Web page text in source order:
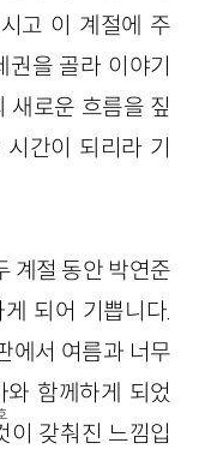
고 이 계절에 주
권을 골라 이야기
새로운 흐름을 짚
간이 되리라 기
계절 동안 박연준
되어 기쁩니다.
에서 여름과 너무
함께하게 되었
이 갖춰진 느낌입